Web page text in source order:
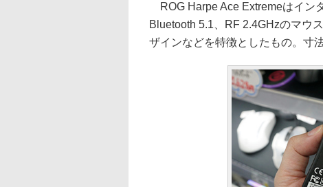
ROG Harpe Ace Extremeはイン
Bluetooth 5.1、RF 2.4GHzのマウ
ザインなどを特徴としたもの。寸